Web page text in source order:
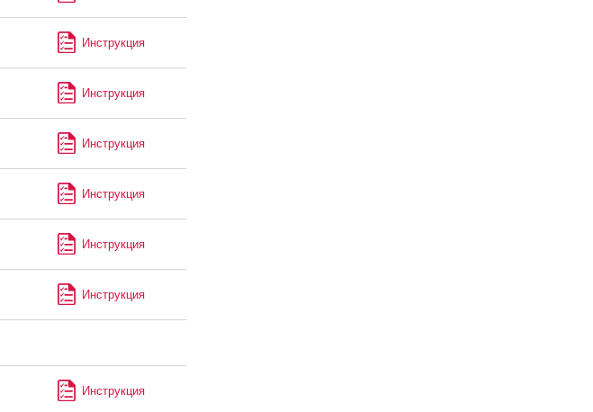
Инструкция
Инструкция
Инструкция
Инструкция
Инструкция
Инструкция
Инструкция